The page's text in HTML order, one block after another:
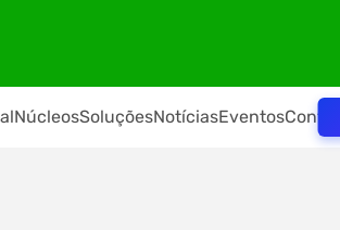
NúcleosSoluçõesNotíciasEventos